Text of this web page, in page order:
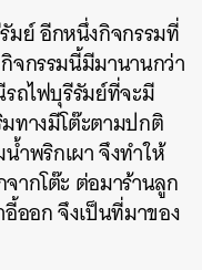
มย์ อีกหนึ่งกิจกรรมที่
จกรรมนี้มีมานานกว่า
ถไฟบุรีรัมย์ที่จะมี
ทางมีโต๊ะตามปกติ
พริกเผา จึงทำให้
ากโต๊ะ ต่อมาร้านลูก
ออก จึงเป็นที่มาของ